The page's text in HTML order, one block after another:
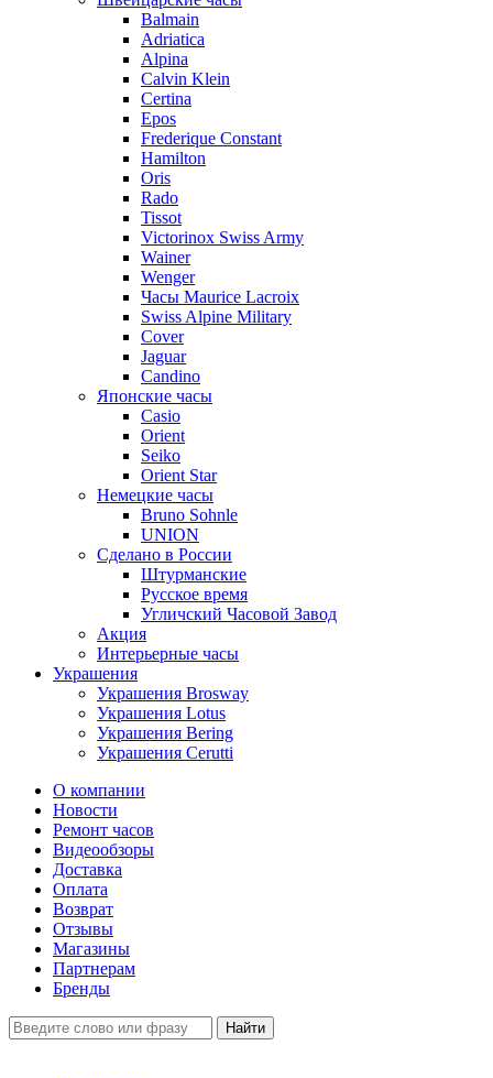
Balmain
Adriatica
Alpina
Calvin Klein
Certina
Epos
Frederique Constant
Hamilton
Oris
Rado
Tissot
Victorinox Swiss Army
Wainer
Wenger
Часы Maurice Lacroix
Swiss Alpine Military
Cover
Jaguar
Candino
Японские часы
Casio
Orient
Seiko
Orient Star
Немецкие часы
Bruno Sohnle
UNION
Сделано в России
Штурманские
Русское время
Угличский Часовой Завод
Акция
Интерьерные часы
Украшения
Украшения Brosway
Украшения Lotus
Украшения Bering
Украшения Cerutti
О компании
Новости
Ремонт часов
Видеообзоры
Доставка
Оплата
Возврат
Отзывы
Магазины
Партнерам
Бренды